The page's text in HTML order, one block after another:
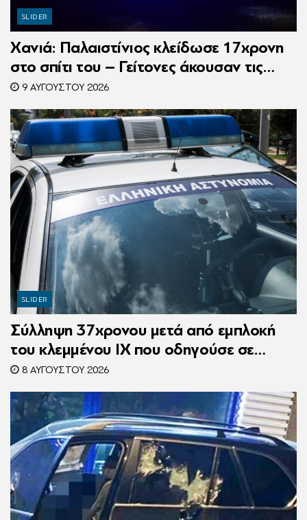
SLIDER
Χανιά: Παλαιστίνιος κλείδωσε 17χρονη
στο σπίτι του – Γείτονες άκουσαν τις
φωνές της και κάλεσαν την Αστυνομία
9 ΑΥΓΟΎΣΤΟΥ 2026
SLIDER
Σύλληψη 37χρονου μετά από εμπλοκή
του κλεμμένου ΙΧ που οδηγούσε σε
τροχαίο
8 ΑΥΓΟΎΣΤΟΥ 2026